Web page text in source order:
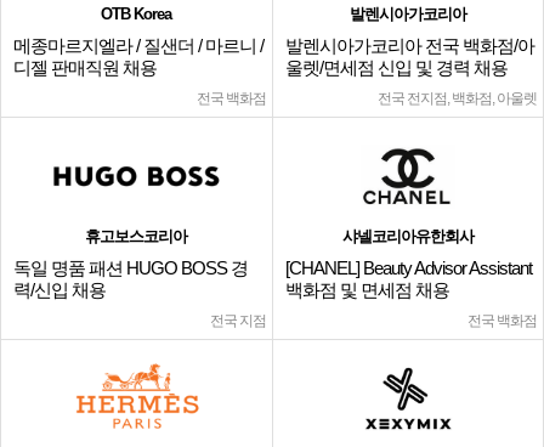
OTB Korea
메종마르지엘라 / 질샌더 / 마르니 /
디젤 판매직원 채용
전국 백화점
발렌시아가코리아
발렌시아가코리아 전국 백화점/아
울렛/면세점 신입 및 경력 채용
전국 전지점, 백화점, 아울렛
휴고보스코리아
독일 명품 패션 HUGO BOSS 경
력/신입 채용
전국 지점
샤넬코리아유한회사
[CHANEL] Beauty Advisor Assistant
백화점 및 면세점 채용
전국 백화점